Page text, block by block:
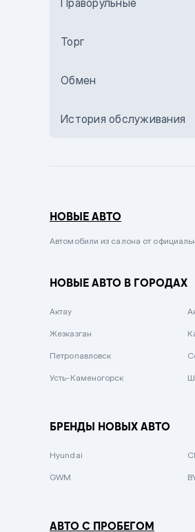
Бежевый
Комбинированный
Сиреневый металлик
Вишневый
Зеленый металлик
Праворульные
Торг
Обмен
История обслуживания
НОВЫЕ АВТО
Автомобили из салона от
НОВЫЕ АВТО В ГОРОДАХ
Актау
Жезказган
Петропавловск
Усть-Каменогорск
БРЕНДЫ НОВЫХ АВТО
Hyundai
GWM
АВТО С ПРОБЕГОМ